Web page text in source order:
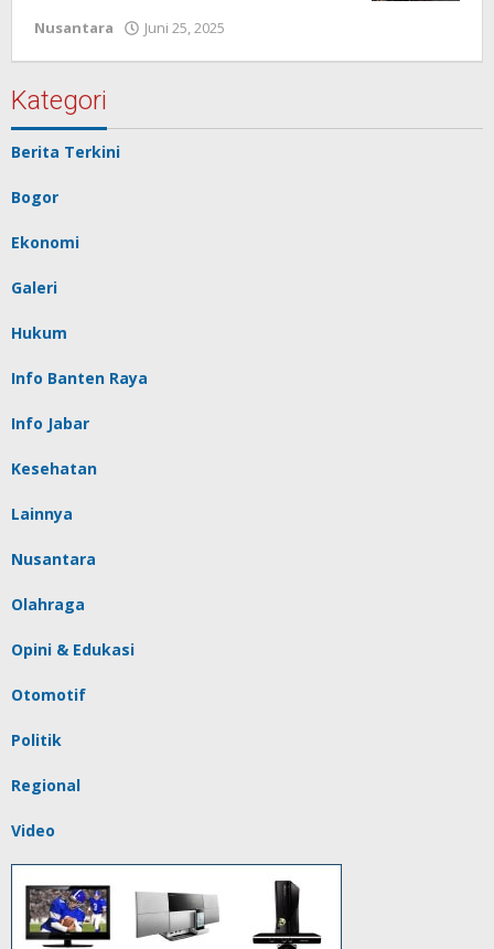
Nusantara
Juni 25, 2025
Kategori
Berita Terkini
Bogor
Ekonomi
Galeri
Hukum
Info Banten Raya
Info Jabar
Kesehatan
Lainnya
Nusantara
Olahraga
Opini & Edukasi
Otomotif
Politik
Regional
Video